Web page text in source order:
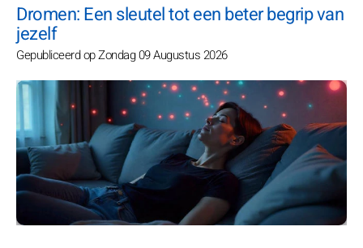
Dromen: Een sleutel tot een beter begrip van
jezelf
Gepubliceerd op Zondag 09 Augustus 2026